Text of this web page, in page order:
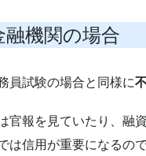
機関の場合
員試験の場合と同様に
官報を見ていたり、融
は信用が重要になるの